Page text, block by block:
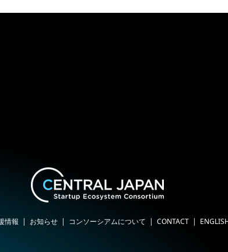
情報 お知らせ コンソーシアムについて CONTACT